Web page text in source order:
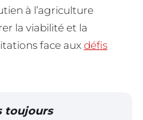
à l’agriculture
la viabilité et la
face aux défis
toujours